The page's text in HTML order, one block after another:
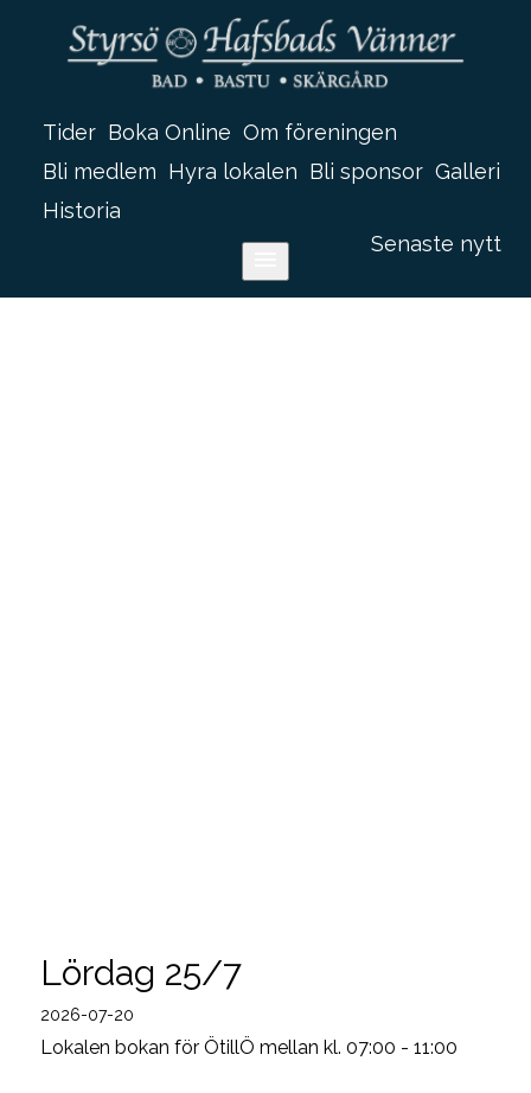
Tider Boka Online Om föreningen
Bli medlem Hyra lokalen Bli sponsor Galleri
Historia
Senaste nytt
Lördag 25/7
2026-07-20
Lokalen bokan för ÖtillÖ mellan kl. 07:00 - 11:00